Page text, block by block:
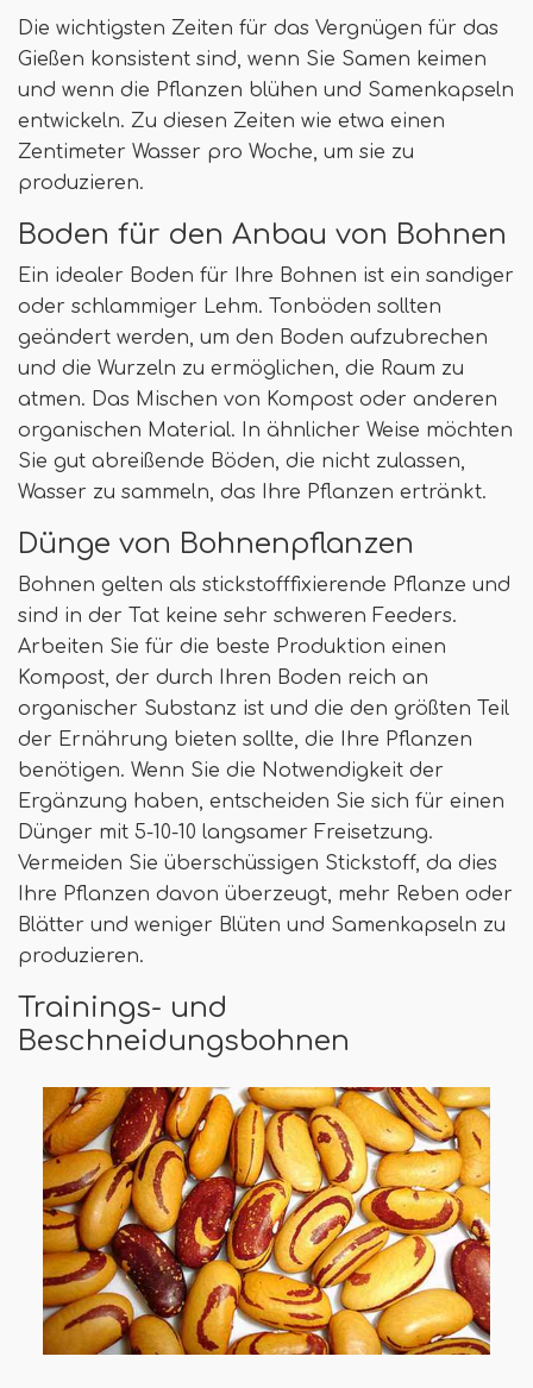
Die wichtigsten Zeiten für das Vergnügen für das
Gießen konsistent sind, wenn Sie Samen keimen
und wenn die Pflanzen blühen und Samenkapseln
entwickeln. Zu diesen Zeiten wie etwa einen
Zentimeter Wasser pro Woche, um sie zu
produzieren.
Boden für den Anbau von Bohnen
Ein idealer Boden für Ihre Bohnen ist ein sandiger
oder schlammiger Lehm. Tonböden sollten
geändert werden, um den Boden aufzubrechen
und die Wurzeln zu ermöglichen, die Raum zu
atmen. Das Mischen von Kompost oder anderen
organischen Material. In ähnlicher Weise möchten
Sie gut abreißende Böden, die nicht zulassen,
Wasser zu sammeln, das Ihre Pflanzen ertränkt.
Dünge von Bohnenpflanzen
Bohnen gelten als stickstofffixierende Pflanze und
sind in der Tat keine sehr schweren Feeders.
Arbeiten Sie für die beste Produktion einen
Kompost, der durch Ihren Boden reich an
organischer Substanz ist und die den größten Teil
der Ernährung bieten sollte, die Ihre Pflanzen
benötigen. Wenn Sie die Notwendigkeit der
Ergänzung haben, entscheiden Sie sich für einen
Dünger mit 5-10-10 langsamer Freisetzung.
Vermeiden Sie überschüssigen Stickstoff, da dies
Ihre Pflanzen davon überzeugt, mehr Reben oder
Blätter und weniger Blüten und Samenkapseln zu
produzieren.
Trainings- und
Beschneidungsbohnen